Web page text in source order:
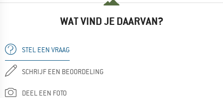
WAT VIND JE DAARVAN?
STEL EEN VRAAG
SCHRIJF EEN BEOORDELING
DEEL EEN FOTO